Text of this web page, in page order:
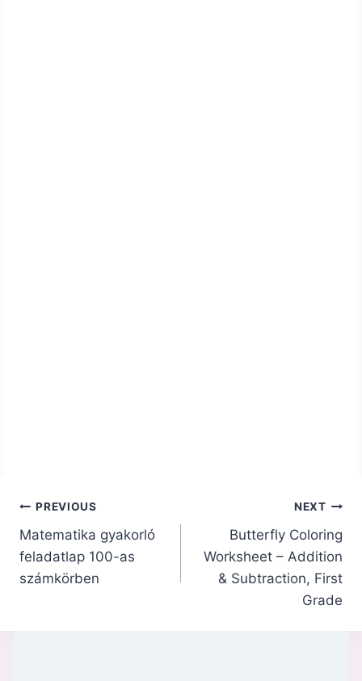
Bejegyzés
navigáció
PREVIOUS
Matematika gyakorló
feladatlap 100-as
számkörben
NEXT
Butterfly Coloring
Worksheet – Addition
& Subtraction, First
Grade